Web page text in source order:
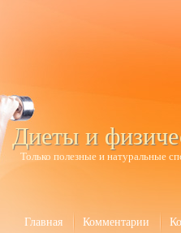
Диеты и
Только полезные и натуральные
Главная Комментарии